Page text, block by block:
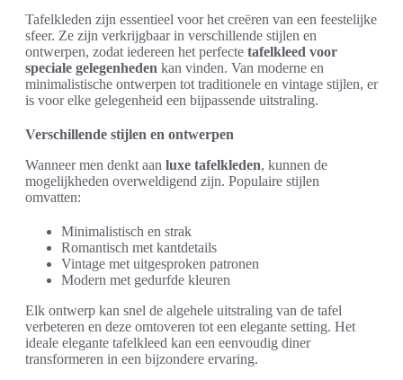
Tafelkleden zijn essentieel voor het creëren van een feestelijke
sfeer. Ze zijn verkrijgbaar in verschillende stijlen en
ontwerpen, zodat iedereen het perfecte tafelkleed voor
speciale gelegenheden kan vinden. Van moderne en
minimalistische ontwerpen tot traditionele en vintage stijlen, er
is voor elke gelegenheid een bijpassende uitstraling.
Verschillende stijlen en ontwerpen
Wanneer men denkt aan luxe tafelkleden, kunnen de
mogelijkheden overweldigend zijn. Populaire stijlen
omvatten:
Minimalistisch en strak
Romantisch met kantdetails
Vintage met uitgesproken patronen
Modern met gedurfde kleuren
Elk ontwerp kan snel de algehele uitstraling van de tafel
verbeteren en deze omtoveren tot een elegante setting. Het
ideale elegante tafelkleed kan een eenvoudig diner
transformeren in een bijzondere ervaring.